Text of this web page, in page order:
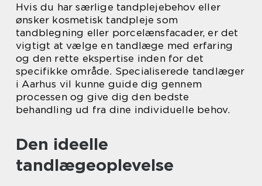
Hvis du har særlige tandplejebehov eller
ønsker kosmetisk tandpleje som
tandblegning eller porcelænsfacader, er det
vigtigt at vælge en tandlæge med erfaring
og den rette ekspertise inden for det
specifikke område. Specialiserede tandlæger
i Aarhus vil kunne guide dig gennem
processen og give dig den bedste
behandling ud fra dine individuelle behov.
Den ideelle
tandlægeoplevelse